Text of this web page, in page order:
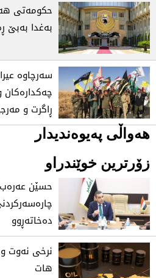
حکومەتی
بەغدا بەبێ
سەرچاوە
ڕاگرت و
هەواڵی پەیوەندیدار
زۆرترین خوێندراو
حسێن عه‌ره‌ب
ده‌خاته‌ڕوو
نرخی نه‌وت و
هات